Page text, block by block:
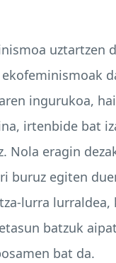
ingurukoa,
irtenbide bat
eragin
buruz egiten
lurra
batzuk
bat da.